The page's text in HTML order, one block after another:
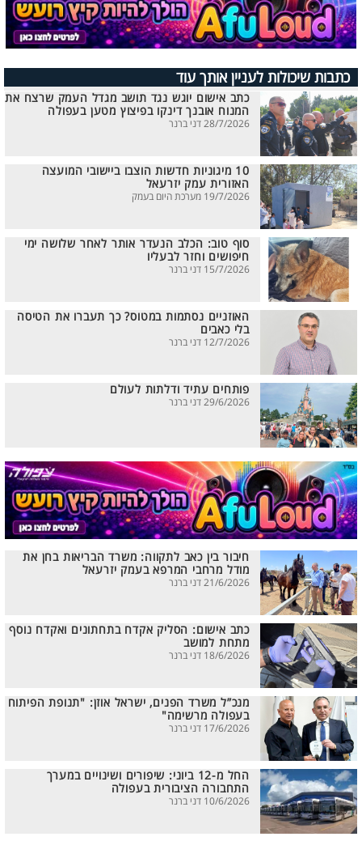
כתבות שיכולות לעניין אותך עוד
כתב אישום יוגש נגד תושב מגדל העמק שרצח את
המנוח אובנך דינקו בפיצוץ מטען בעפולה
28/7/2026 דני ברנר
10 מיגוניות חדשות הוצבו ביישובי המועצה
האזורית עמק יזרעאל
19/7/2026 מערכת היום בעמק
סוף טוב: הכלב הנעדר אותר לאחר שלושה ימי
חיפושים וחזר לבעליו
15/7/2026 דני ברנר
האוזניים נסתמות במטוס? כך תעברו את הטיסה
בלי כאבים
12/7/2026 דני ברנר
פותחים עתיד ודלתות לעולם
29/6/2026 דני ברנר
חיבור בין כאב לתקווה: משרד הבריאות בחן את
מודל מרחבי המרפא בעמק יזרעאל
21/6/2026 דני ברנר
כתב אישום: הסליק אקדח בתחתונים ואקדח נוסף
מתחת למושב
18/6/2026 דני ברנר
מנכ”ל משרד הפנים, ישראל אוזן: "תנופת הפיתוח
בעפולה מרשימה"
17/6/2026 דני ברנר
החל מ-12 ביוני: שיפורים ושינויים במערך
התחבורה הציבורית בעפולה
10/6/2026 דני ברנר